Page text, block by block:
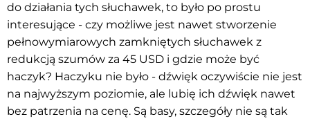
do działania tych słuchawek, to było po prostu
interesujące - czy możliwe jest nawet stworzenie
pełnowymiarowych zamkniętych słuchawek z
redukcją szumów za 45 USD i gdzie może być
haczyk? Haczyku nie było - dźwięk oczywiście nie jest
na najwyższym poziomie, ale lubię ich dźwięk nawet
bez patrzenia na cenę. Są basy, szczegóły nie są tak